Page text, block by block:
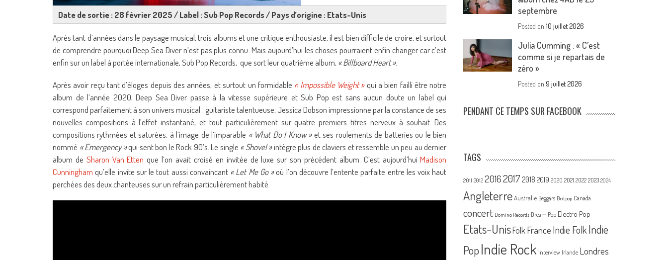
Date de sortie : 28 février 2025 / Label : Sub Pop Records / Pays d’origine : Etats-Unis
Après tant d’années dans le paysage musical, trois albums et une critique enthousiaste, il est bien difficile de croire, et surtout
de comprendre pourquoi Deep Sea Diver n’est pas plus connu. Mais aujourd’hui les choses pourraient enfin changer car c’est
enfin sur un label à portée internationale, Sub Pop Records, que sort leur quatrième album, « Billboard Heart ».
Après avoir reçu tant d’éloges depuis des années, et surtout un formidable « Impossible Weight » qui a bien failli être notre
album de l’année 2020, Deep Sea Diver passe à la vitesse supérieure et Sub Pop est sans aucun doute un label qui
correspond parfaitement à son univers musical : guitariste talentueuse, Jessica Dobson impressionne par la constance de ses
nouvelles compositions à l’effet instantané, et tout particulièrement sur quatre premiers titres nerveux à souhait. Des
compositions rythmées et saturées, à l’image de l’imparable « What Do I Know »et ses roulements de batteries ou le bien
nommé « Emergency »qui sent bon le Rock 90’s. Le single « Shovel »intègre plus de claviers et ressemble un peu au dernier
album de Sharon Van Etten que l’on avait croisé en invitée de luxe sur son précédent album. C’est aujourd’huiMadison
Cunningham qu’elle invite sur le tout aussi convaincant « Let Me Go »où l’on découvre l’entente parfaite entre les voix haut
perchées des deux chanteuses sur un refrain particulièrement habité.
septembre
Posted on10 juillet 2026
Julia Cumming : « C’est
comme si je repartais de
zéro »
Posted on9 juillet 2026
PENDANT CE TEMPS SUR FACEBOOK
TAGS
2011 2012 20162017 2018 2019 2020 2021 2022 2023 2024
Angleterre Australie Beggars Britpop Canada
concert Domino Records Dream Pop Electro Pop
Etats-UnisFolk France Indie FolkIndie
PopIndie Rock interview Irlande Londres